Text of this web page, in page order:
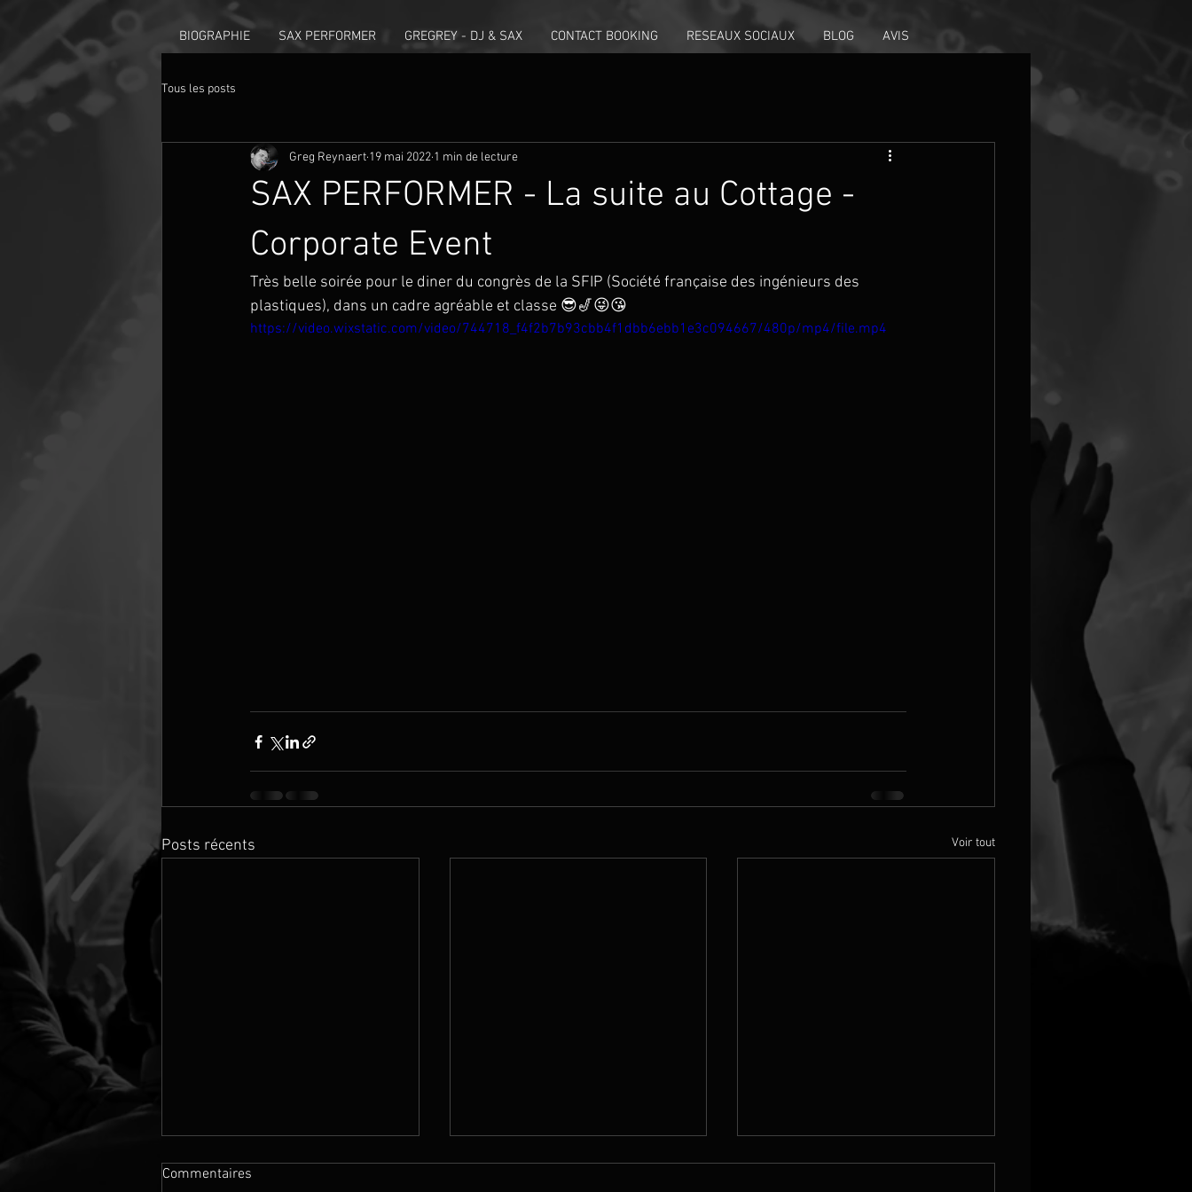
BIOGRAPHIE SAX PERFORMER GREGREY - DJ & SAX CONTACT BOOKING RESEAUX SOCIAUX BLOG AVIS
Tous les posts
SAX PERFORMER - La suite au Cottage -
Corporate Event
Greg Reynaert 19 mai 2022 1 min de lecture
Très belle soirée pour le diner du congrès de la SFIP (Société française des ingénieurs des
plastiques), dans un cadre agréable et classe 😎🎷😜😘
https://video.wixstatic.com/video/744718_f4f2b7b93cbb4f1dbb6ebb1e3c094667/480p/mp4/file.mp4
Posts récents Voir tout
Commentaires